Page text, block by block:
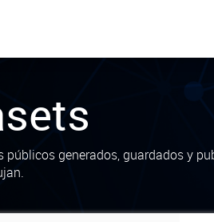
públicos generados, guardados y